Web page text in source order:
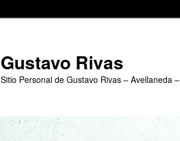
Gustavo Rivas
Sitio Personal de Gustavo Rivas – Avellaneda